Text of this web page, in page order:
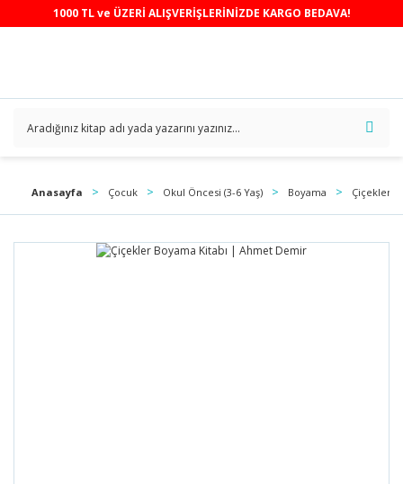
1000 TL ve ÜZERİ ALIŞVERİŞLERİNİZDE KARGO BEDAVA!
Anasayfa Çocuk Okul Öncesi (3-6 Yaş) Boyama Çiçekler